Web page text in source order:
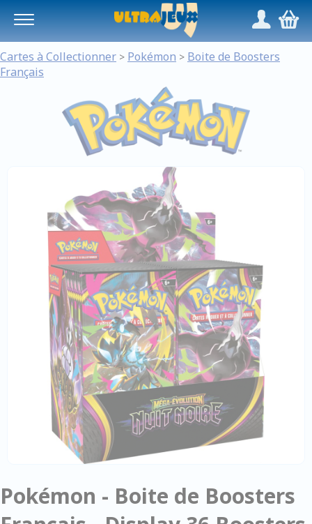
/,
Cartes à Collectionner > Pokémon > Boite de Boosters
Français
Pokémon - Boite de Boosters